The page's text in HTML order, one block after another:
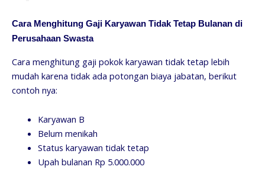
Cara Menghitung Gaji Karyawan Tidak Tetap Bulanan di
Perusahaan Swasta
Cara menghitung gaji pokok karyawan tidak tetap lebih
mudah karena tidak ada potongan biaya jabatan, berikut
contoh nya:
Karyawan B
Belum menikah
Status karyawan tidak tetap
Upah bulanan Rp 5.000.000